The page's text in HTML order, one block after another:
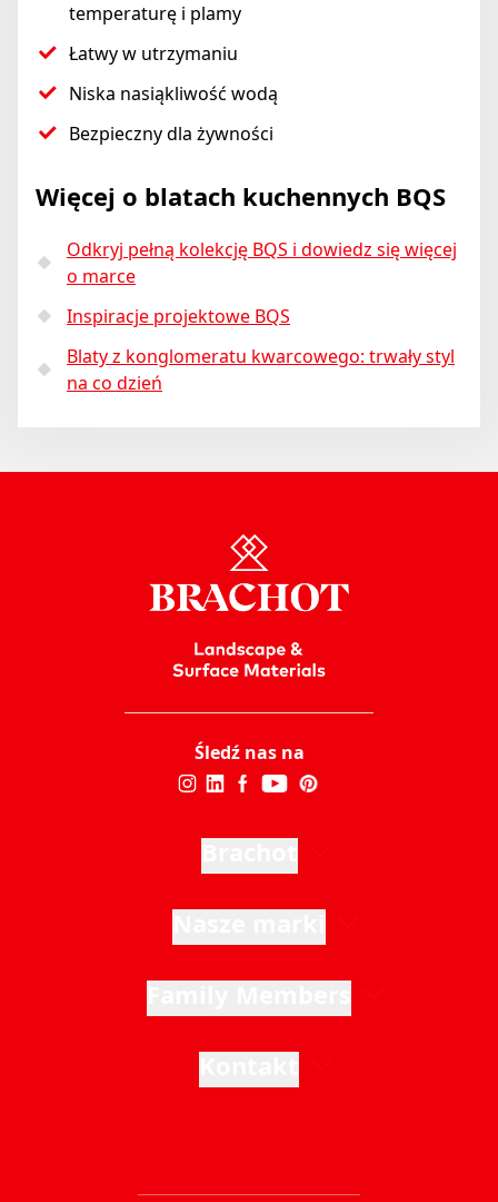
temperaturę i plamy
Łatwy w utrzymaniu
Niska nasiąkliwość wodą
Bezpieczny dla żywności
Więcej o blatach kuchennych BQS
Odkryj pełną kolekcję BQS i dowiedz się więcej
o marce
Inspiracje projektowe BQS
Blaty z konglomeratu kwarcowego: trwały styl
na co dzień
Śledź nas na